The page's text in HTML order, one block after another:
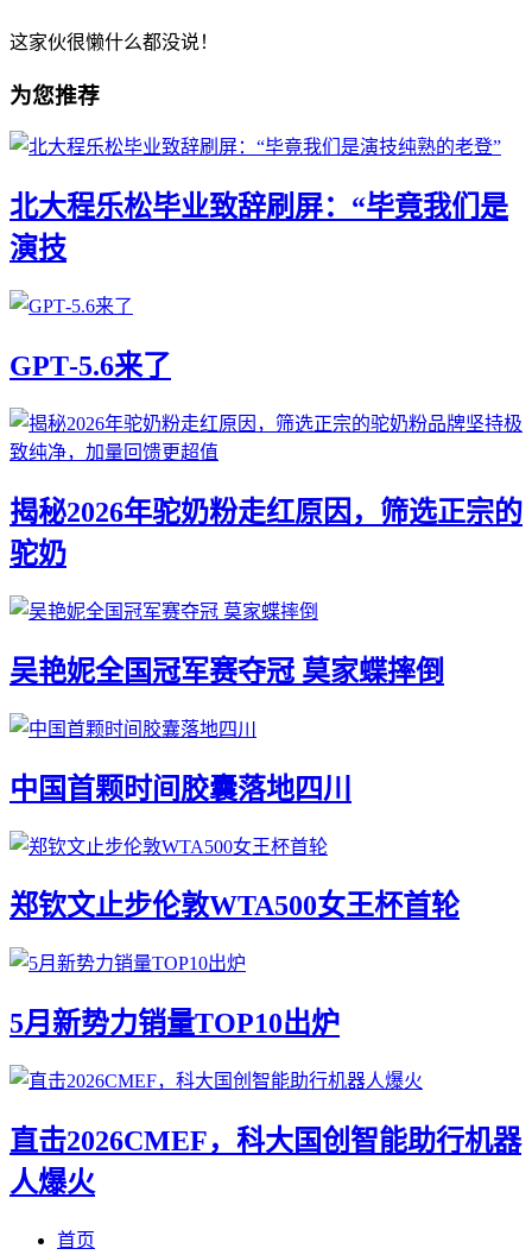
这家伙很懒什么都没说！
为您推荐
北大程乐松毕业致辞刷屏：“毕竟我们是
演技
GPT‑5.6来了
揭秘2026年驼奶粉走红原因，筛选正宗的
驼奶
吴艳妮全国冠军赛夺冠 莫家蝶摔倒
中国首颗时间胶囊落地四川
郑钦文止步伦敦WTA500女王杯首轮
5月新势力销量TOP10出炉
直击2026CMEF，科大国创智能助行机器
人爆火
首页